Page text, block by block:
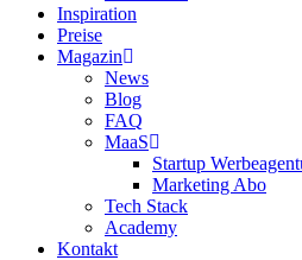
Inspiration
Preise
Magazin
News
Blog
FAQ
MaaS
Startup
Marketing Abo
Tech Stack
Academy
Kontakt